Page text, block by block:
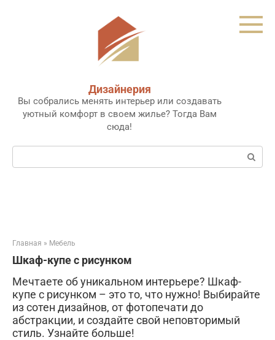
Дизайнерия
Вы собрались менять интерьер или создавать
уютный комфорт в своем жилье? Тогда Вам
сюда!
Поиск:
Главная » Мебель
Шкаф-купе с рисунком
Мечтаете об уникальном интерьере? Шкаф-
купе с рисунком – это то, что нужно! Выбирайте
из сотен дизайнов, от фотопечати до
абстракции, и создайте свой неповторимый
стиль. Узнайте больше!